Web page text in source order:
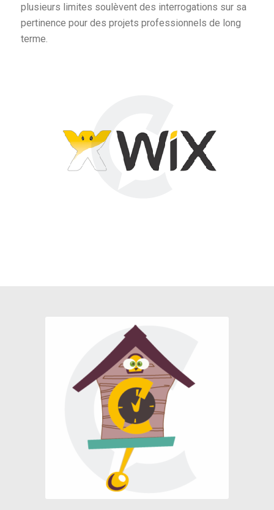
plusieurs limites soulèvent des interrogations sur sa
pertinence pour des projets professionnels de long
terme.